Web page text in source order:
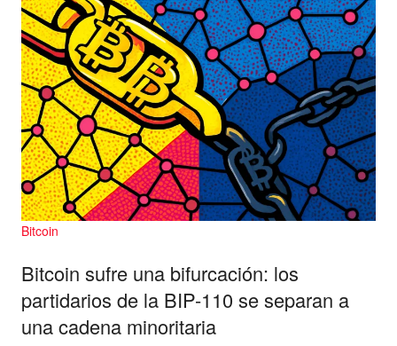
Bitcoin
Bitcoin sufre una bifurcación: los
partidarios de la BIP-110 se separan a
una cadena minoritaria